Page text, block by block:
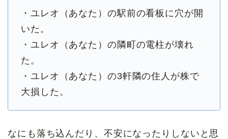
・ユレオ（あなた）の駅前の看板に穴が開
いた。
・ユレオ（あなた）の隣町の電柱が壊れ
た。
・ユレオ（あなた）の3軒隣の住人が株で
大損した。
なにも落ち込んだり、不安になったりしないと思